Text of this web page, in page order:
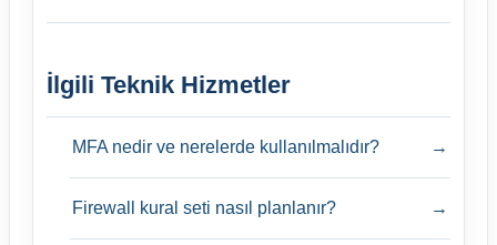
İlgili Teknik Hizmetler
MFA nedir ve nerelerde kullanılmalıdır? →
Firewall kural seti nasıl planlanır? →